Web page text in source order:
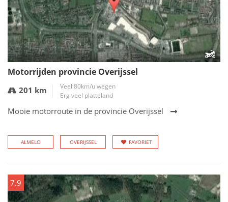
Motorrijden provincie Overijssel
201 km
Veel 80km/u wegen
Erg veel platteland
Mooie motorroute in de provincie Overijssel
ALMELO OVERIJSSEL FAVORIET
7.9